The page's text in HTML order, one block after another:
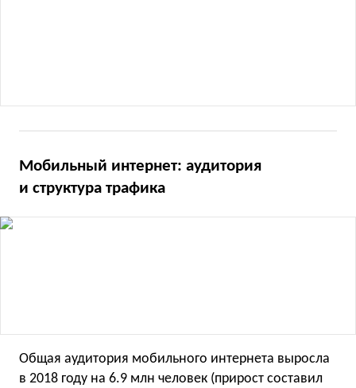
Мобильный интернет: аудитория
и структура трафика
Общая аудитория мобильного интернета выросла
в 2018 году на 6.9 млн человек (прирост составил